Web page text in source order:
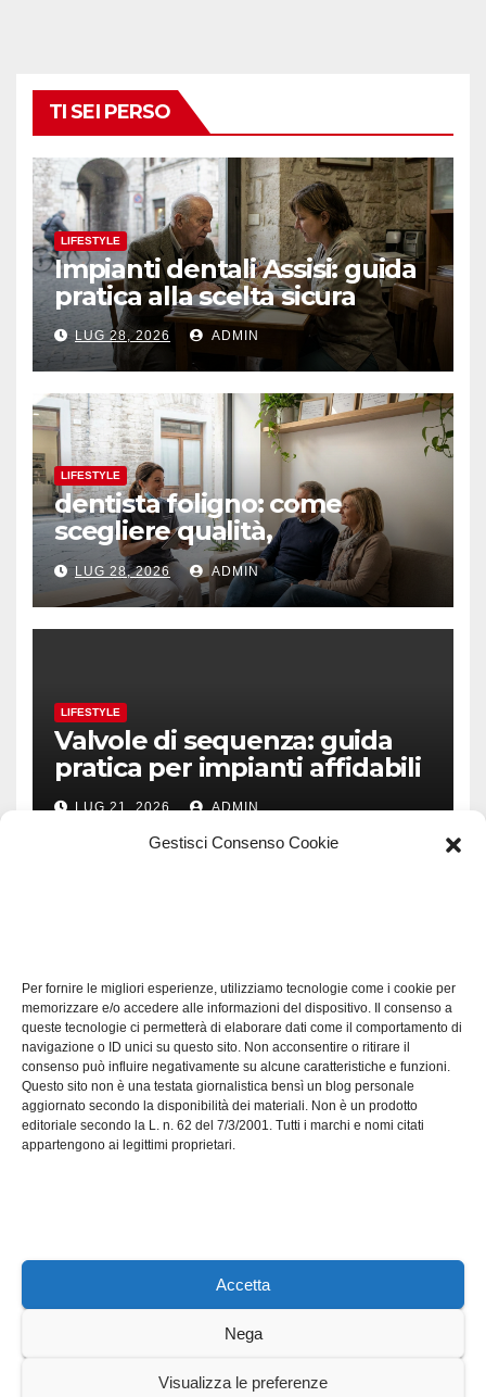
Gestisci Consenso Cookie
Per fornire le migliori esperienze, utilizziamo tecnologie come i cookie per
memorizzare e/o accedere alle informazioni del dispositivo. Il consenso a
queste tecnologie ci permetterà di elaborare dati come il comportamento di
navigazione o ID unici su questo sito. Non acconsentire o ritirare il
consenso può influire negativamente su alcune caratteristiche e funzioni.
Questo sito non è una testata giornalistica bensì un blog personale
aggiornato secondo la disponibilità dei materiali. Non è un prodotto
editoriale secondo la L. n. 62 del 7/3/2001. Tutti i marchi e nomi citati
appartengono ai legittimi proprietari.
Accetta
Nega
Visualizza le preferenze
TI SEI PERSO
LIFESTYLE
Impianti dentali Assisi: guida
pratica alla scelta sicura
LUG 28, 2026 ADMIN
LIFESTYLE
dentista foligno: come
scegliere qualità,
prevenzione e fiducia
LUG 28, 2026 ADMIN
LIFESTYLE
Valvole di sequenza: guida
pratica per impianti affidabili
LUG 21, 2026 ADMIN
Software manutenzioni:
guida pratica alla scelta
efficace
LUG 17, 2026 ADMIN
Axeleroacademy.it
Sviluppato con orgoglio da WordPress
Themeansar.